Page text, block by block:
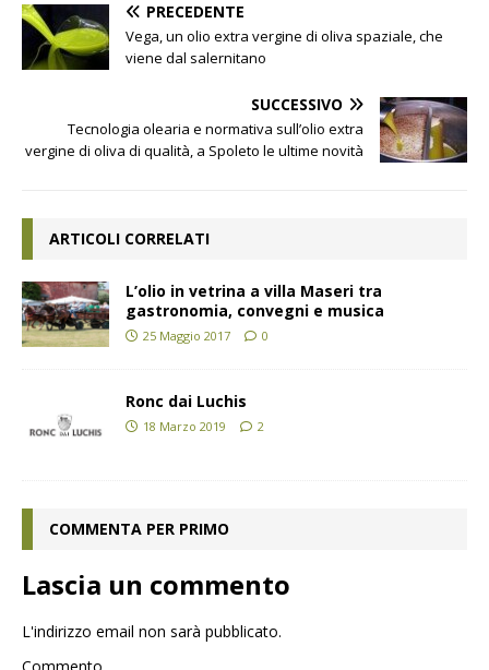
PRECEDENTE
Vega, un olio extra vergine di oliva spaziale, che
viene dal salernitano
SUCCESSIVO
Tecnologia olearia e normativa sull’olio extra
vergine di oliva di qualità, a Spoleto le ultime novità
ARTICOLI CORRELATI
L’olio in vetrina a villa Maseri tra
gastronomia, convegni e musica
25 Maggio 2017 0
Ronc dai Luchis
18 Marzo 2019 2
COMMENTA PER PRIMO
Lascia un commento
L'indirizzo email non sarà pubblicato.
Commento